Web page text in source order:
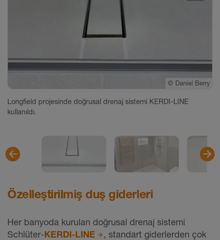
© Daniel Berry
Longfield projesinde doğrusal drenaj sistemi KERDI-LINE
kullanıldı.
© Daniel Berry
© Daniel Berry
Özelleştirilmiş duş giderleri
Her banyoda kurulan doğrusal drenaj sistemi
Schlüter-KERDI-LINE
, standart giderlerden çok